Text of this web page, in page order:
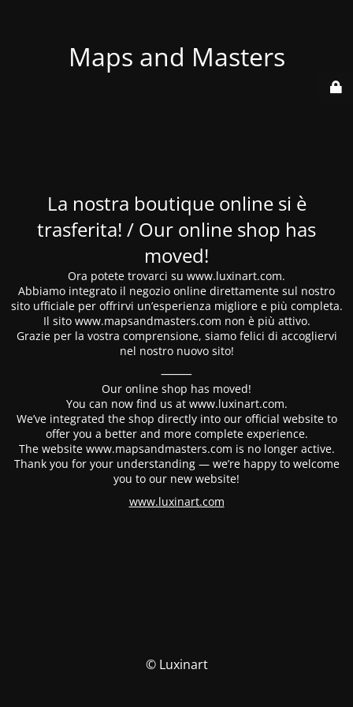
Maps and Masters
La nostra boutique online si è
trasferita! / Our online shop has
moved!
Ora potete trovarci su www.luxinart.com.
Abbiamo integrato il negozio online direttamente sul nostro
sito ufficiale per offrirvi un’esperienza migliore e più completa.
Il sito www.mapsandmasters.com non è più attivo.
Grazie per la vostra comprensione, siamo felici di accogliervi
nel nostro nuovo sito!
⸻
Our online shop has moved!
You can now find us at www.luxinart.com.
We’ve integrated the shop directly into our official website to
offer you a better and more complete experience.
The website www.mapsandmasters.com is no longer active.
Thank you for your understanding — we’re happy to welcome
you to our new website!
www.luxinart.com
© Luxinart